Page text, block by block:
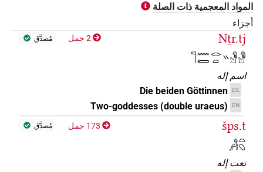
المواد المعجمية ذات الصلة
أجزاء
Nṯr.tj
𓊹𓈖𓍿𓂋𓏏𓏭𓁐𓁐
2 جمل مُصدَّق
اسم إله
DE
Die beiden Göttinnen
EN
Two-goddesses (double uraeus)
šps.t
𓀻𓏏𓆇
173 جمل مُصدَّق
نعت إله